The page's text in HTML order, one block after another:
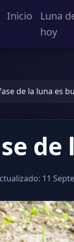
Inicio
Luna
hoy
de la luna es
11